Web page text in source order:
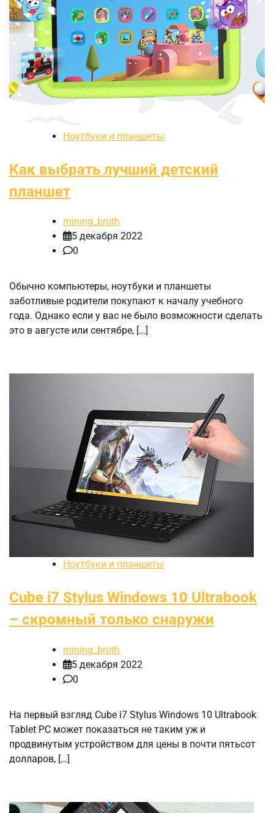
Ноутбуки и планшеты
Как выбрать лучший детский
планшет
mining_broth
5 декабря 2022
0
Обычно компьютеры, ноутбуки и планшеты
заботливые родители покупают к началу учебного
года. Однако если у вас не было возможности сделать
это в августе или сентябре, […]
Ноутбуки и планшеты
Cube i7 Stylus Windows 10 Ultrabook
– скромный только снаружи
mining_broth
5 декабря 2022
0
На первый взгляд Cube i7 Stylus Windows 10 Ultrabook
Tablet PC может показаться не таким уж и
продвинутым устройством для цены в почти пятьсот
долларов, […]